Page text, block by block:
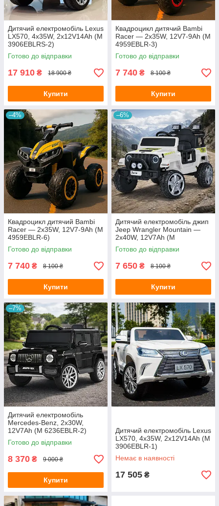
Дитячий електромобіль Lexus
LX570, 4х35W, 2х12V14Ah (M
3906EBLRS-2)
Готово до відправки
17 910 ₴ 18 900 ₴
Купити
Квадроцикл дитячий Bambi
Racer — 2х35W, 12V7-9Ah (M
4959EBLR-3)
Готово до відправки
7 740 ₴ 8 100 ₴
Купити
–4%
Квадроцикл дитячий Bambi
Racer — 2х35W, 12V7-9Ah (M
4959EBLR-6)
Готово до відправки
7 740 ₴ 8 100 ₴
Купити
–6%
Дитячий електромобіль джип
Jeep Wrangler Mountain —
2х40W, 12V7Ah (M
5103EBLR-1)
Готово до відправки
7 650 ₴ 8 100 ₴
Купити
–7%
Дитячий електромобіль
Mercedes-Benz, 2х30W,
12V7Ah (M 6236EBLR-2)
Готово до відправки
8 370 ₴ 9 000 ₴
Купити
Дитячий електромобіль Lexus
LX570, 4х35W, 2х12V14Ah (M
3906EBLR-1)
Немає в наявності
17 505 ₴